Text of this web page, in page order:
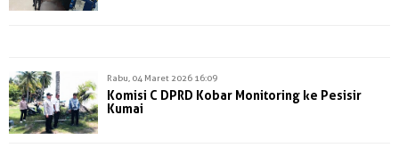
Rabu, 04 Maret 2026 16:09
Komisi C DPRD Kobar Monitoring ke Pesisir
Kumai